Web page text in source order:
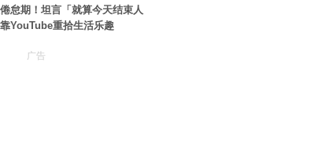
怠期！坦言「就算今天结束人
YouTube重拾生活乐趣
广告